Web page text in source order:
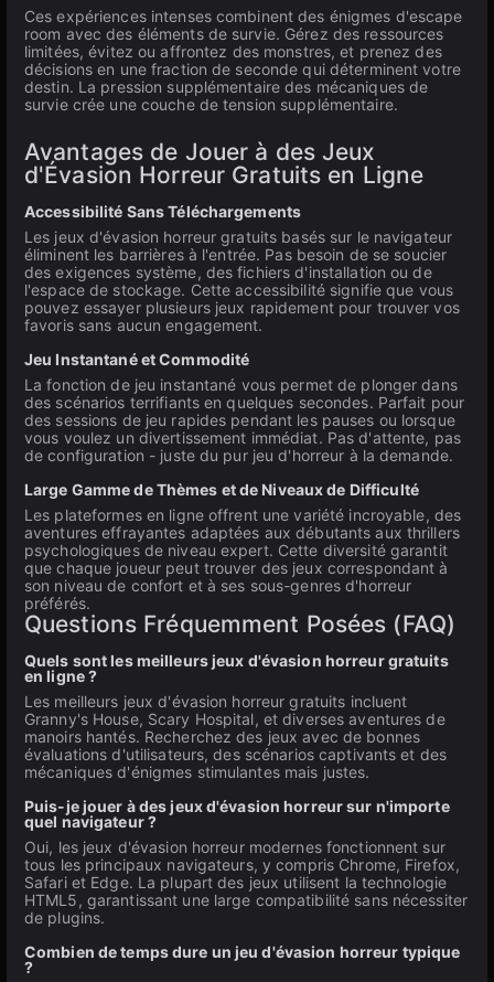
Ces expériences intenses combinent des énigmes d'escape
room avec des éléments de survie. Gérez des ressources
limitées, évitez ou affrontez des monstres, et prenez des
décisions en une fraction de seconde qui déterminent votre
destin. La pression supplémentaire des mécaniques de
survie crée une couche de tension supplémentaire.
Avantages de Jouer à des Jeux
d'Évasion Horreur Gratuits en Ligne
Accessibilité Sans Téléchargements
Les jeux d'évasion horreur gratuits basés sur le navigateur
éliminent les barrières à l'entrée. Pas besoin de se soucier
des exigences système, des fichiers d'installation ou de
l'espace de stockage. Cette accessibilité signifie que vous
pouvez essayer plusieurs jeux rapidement pour trouver vos
favoris sans aucun engagement.
Jeu Instantané et Commodité
La fonction de jeu instantané vous permet de plonger dans
des scénarios terrifiants en quelques secondes. Parfait pour
des sessions de jeu rapides pendant les pauses ou lorsque
vous voulez un divertissement immédiat. Pas d'attente, pas
de configuration - juste du pur jeu d'horreur à la demande.
Large Gamme de Thèmes et de Niveaux de Difficulté
Les plateformes en ligne offrent une variété incroyable, des
aventures effrayantes adaptées aux débutants aux thrillers
psychologiques de niveau expert. Cette diversité garantit
que chaque joueur peut trouver des jeux correspondant à
son niveau de confort et à ses sous-genres d'horreur
préférés.
Questions Fréquemment Posées (FAQ)
Quels sont les meilleurs jeux d'évasion horreur gratuits
en ligne ?
Les meilleurs jeux d'évasion horreur gratuits incluent
Granny's House, Scary Hospital, et diverses aventures de
manoirs hantés. Recherchez des jeux avec de bonnes
évaluations d'utilisateurs, des scénarios captivants et des
mécaniques d'énigmes stimulantes mais justes.
Puis-je jouer à des jeux d'évasion horreur sur n'importe
quel navigateur ?
Oui, les jeux d'évasion horreur modernes fonctionnent sur
tous les principaux navigateurs, y compris Chrome, Firefox,
Safari et Edge. La plupart des jeux utilisent la technologie
HTML5, garantissant une large compatibilité sans nécessiter
de plugins.
Combien de temps dure un jeu d'évasion horreur typique
?